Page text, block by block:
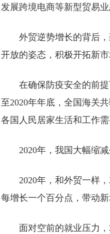
发展跨境电商等新型贸易
外贸逆势增长的背后，
开放的姿态，积极开拓新
在确保防疫安全的前提
至2020年年底，全国海关
各国人民居家生活和工作
2020年，我国大幅缩减
2020年，和外贸一样，
每增长一个百分点，带动
面对空前的就业压力，